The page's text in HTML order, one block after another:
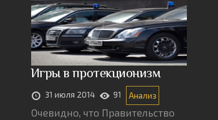
Игры в протекционизм
31 июля 2014 91 Анализ
Очевидно, что Правительство